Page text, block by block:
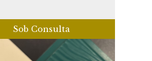
Sob Consulta